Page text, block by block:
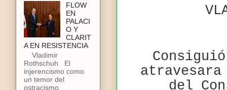
del
FLOW
EN
PALACI
O Y
CLARIT
A EN RESISTENCIA
Vladimir
Rothschuh El
injerencismo como
un temor del
ostracismo